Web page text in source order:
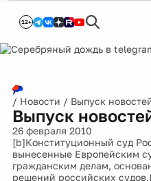
12+
/ Новости / Выпуск
Выпуск
26 февраля 2010
[b]Конституционный суд
вынесенные Европейским
гражданским делам,
решений российских